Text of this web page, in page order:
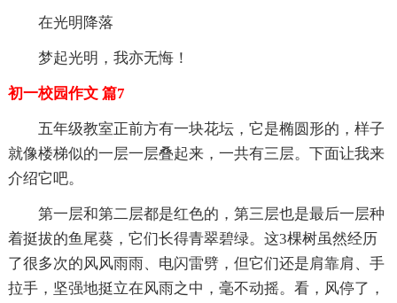
在光明降落
梦起光明，我亦无悔！
初一校园作文 篇7
五年级教室正前方有一块花坛，它是椭圆形的，样子
就像楼梯似的一层一层叠起来，一共有三层。下面让我来
介绍它吧。
第一层和第二层都是红色的，第三层也是最后一层种
着挺拔的鱼尾葵，它们长得青翠碧绿。这3棵树虽然经历
了很多次的风风雨雨、电闪雷劈，但它们还是肩靠肩、手
拉手，坚强地挺立在风雨之中，毫不动摇。看，风停了，